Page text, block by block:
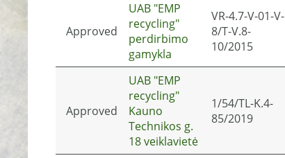
Approved
UAB "EMP
recycling"
perdirbimo
gamykla
VR-4.7-V-01-V-
8/T-V.8-
10/2015
Approved
UAB "EMP
recycling"
Kauno
Technikos g.
18 veiklavietė
1/54/TL-K.4-
85/2019